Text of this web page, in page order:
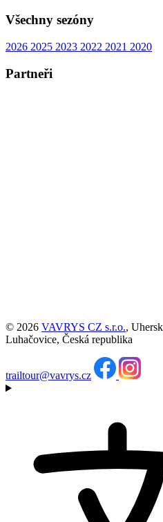
Všechny sezóny
2026 2025 2023 2022 2021 2020
Partneři
© 2026 VAVRYS CZ s.r.o.,
Luhačovice, Česká republika
trailtour@vavrys.cz